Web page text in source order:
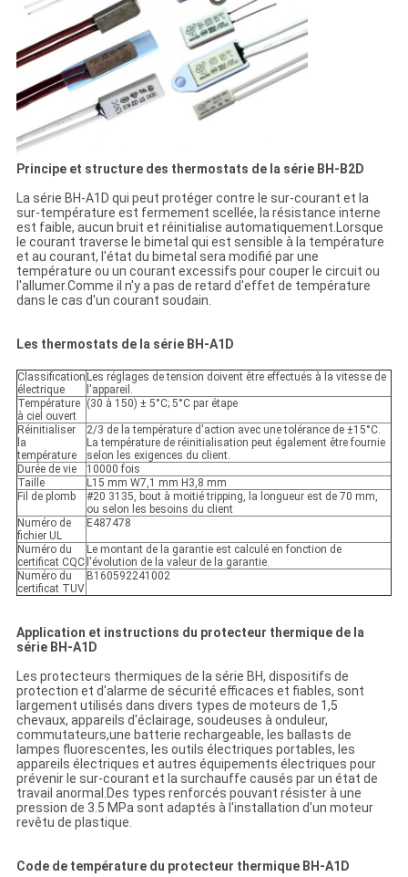
Principe et structure des thermostats de la série BH-B2D
La série BH-A1D qui peut protéger contre le sur-courant et la
sur-température est fermement scellée, la résistance interne
est faible, aucun bruit et réinitialise automatiquement.Lorsque
le courant traverse le bimetal qui est sensible à la température
et au courant, l'état du bimetal sera modifié par une
température ou un courant excessifs pour couper le circuit ou
l'allumer.Comme il n'y a pas de retard d'effet de température
dans le cas d'un courant soudain.
Les thermostats de la série BH-A1D
Classification
électrique
Les réglages de tension doivent être effectués à la vitesse de
l'appareil.
Température
à ciel ouvert
(30 à 150) ± 5°C; 5°C par étape
Réinitialiser
la
température
2/3 de la température d'action avec une tolérance de ±15°C.
La température de réinitialisation peut également être fournie
selon les exigences du client.
Durée de vie
10000 fois
Taille
L15 mm W7,1 mm H3,8 mm
Fil de plomb
#20 3135, bout à moitié tripping, la longueur est de 70 mm,
ou selon les besoins du client
Numéro de
fichier UL
E487478
Numéro du
certificat CQC
Le montant de la garantie est calculé en fonction de
l'évolution de la valeur de la garantie.
Numéro du
certificat TUV
B160592241002
Application et instructions du protecteur thermique de la
série BH-A1D
Les protecteurs thermiques de la série BH, dispositifs de
protection et d'alarme de sécurité efficaces et fiables, sont
largement utilisés dans divers types de moteurs de 1,5
chevaux, appareils d'éclairage, soudeuses à onduleur,
commutateurs,une batterie rechargeable, les ballasts de
lampes fluorescentes, les outils électriques portables, les
appareils électriques et autres équipements électriques pour
prévenir le sur-courant et la surchauffe causés par un état de
travail anormal.Des types renforcés pouvant résister à une
pression de 3.5 MPa sont adaptés à l'installation d'un moteur
revêtu de plastique.
Code de température du protecteur thermique BH-A1D